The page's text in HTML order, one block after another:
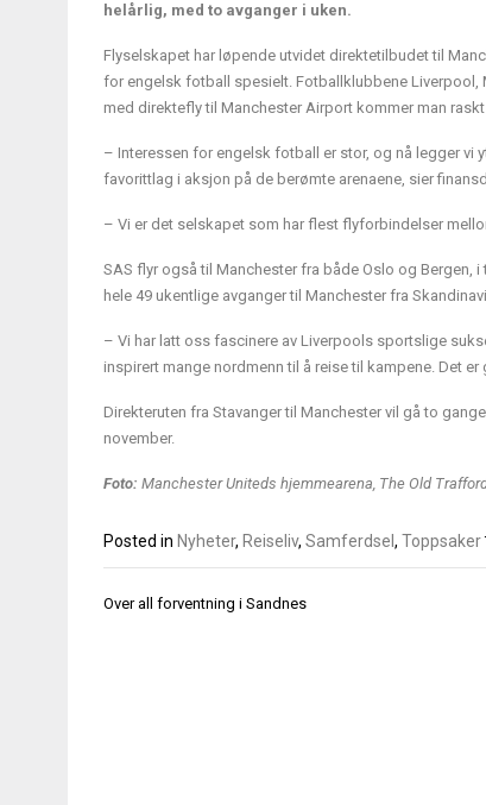
helårlig, med to avganger i uken.
Flyselskapet har løpende utvidet direktetilbudet til
for engelsk fotball spesielt. Fotballklubbene Liverpool,
med direktefly til Manchester Airport kommer man
– Interessen for engelsk fotball er stor, og nå legger vi
favorittlag i aksjon på de berømte arenaene, sier
– Vi er det selskapet som har flest flyforbindelser
SAS flyr også til Manchester fra både Oslo og
hele 49 ukentlige avganger til Manchester fra
– Vi har latt oss fascinere av Liverpools sportslige
inspirert mange nordmenn til å reise til kampene. Det
Direkteruten fra Stavanger til Manchester vil gå to
november.
Foto: Manchester Uniteds hjemmearena, The Old
Posted in Nyheter, Reiseliv, Samferdsel , Toppsaker
Innleggsnavigasjon
Over all forventning i Sandnes